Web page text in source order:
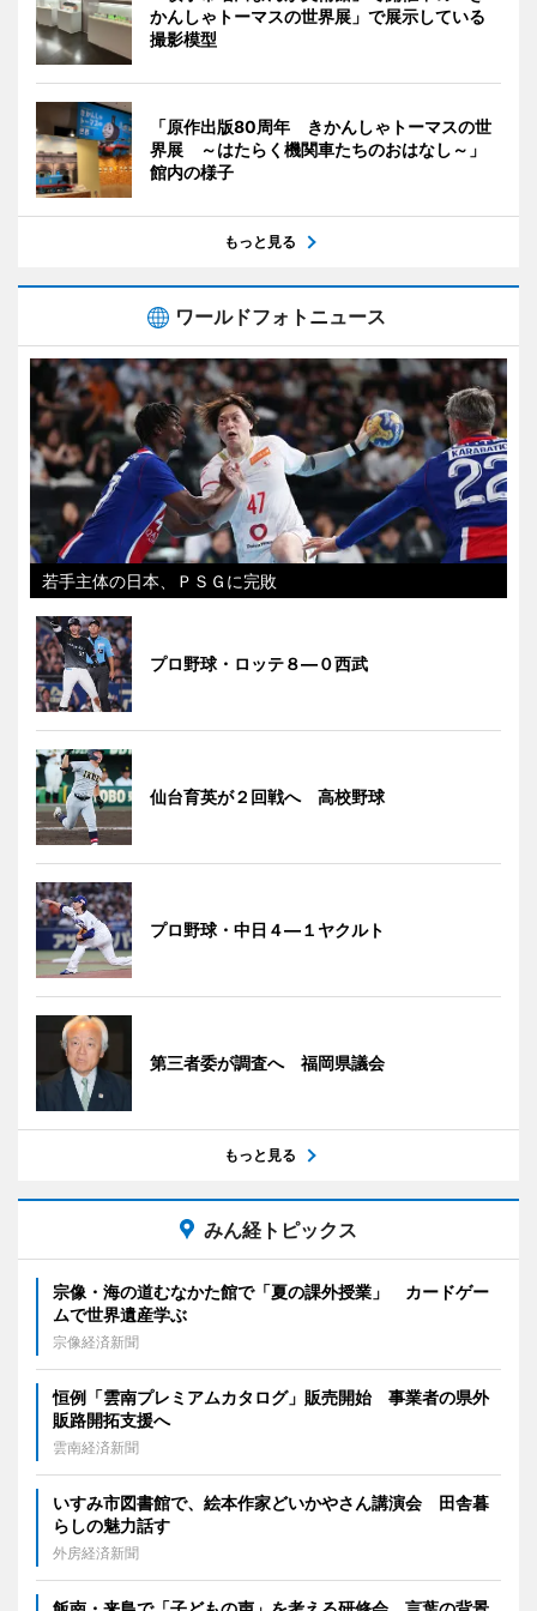
かんしゃトーマスの世界展」で展示している
撮影模型
「原作出版80周年 きかんしゃトーマスの世
界展 ～はたらく機関車たちのおはなし～」
館内の様子
もっと見る
ワールドフォトニュース
若手主体の日本、ＰＳＧに完敗
プロ野球・ロッテ８―０西武
仙台育英が２回戦へ 高校野球
プロ野球・中日４―１ヤクルト
第三者委が調査へ 福岡県議会
もっと見る
みん経トピックス
宗像・海の道むなかた館で「夏の課外授業」 カードゲー
ムで世界遺産学ぶ
宗像経済新聞
恒例「雲南プレミアムカタログ」販売開始 事業者の県外
販路開拓支援へ
雲南経済新聞
いすみ市図書館で、絵本作家どいかやさん講演会 田舎暮
らしの魅力話す
外房経済新聞